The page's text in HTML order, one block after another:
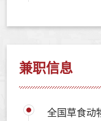
兼职信息
全国草食动